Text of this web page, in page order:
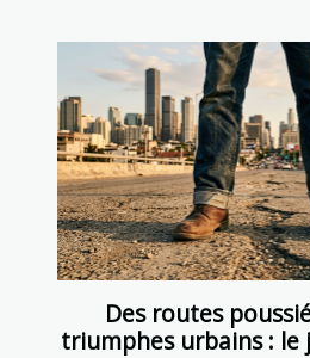
Des routes
triumphes urbains : le